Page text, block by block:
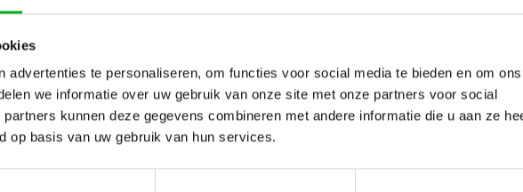
advertenties te personaliseren, om functies voor social media te bieden en om ons
we informatie over uw gebruik van onze site met onze partners voor social
kunnen deze gegevens combineren met andere informatie die u aan ze
op basis van uw gebruik van hun services.
aansluiting TOP. Ervaar het vandaag nog!